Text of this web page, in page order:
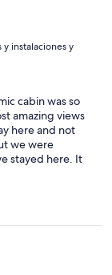
instalaciones y
cabin was so
amazing views
here and not
we were
stayed here. It
the
to our
unexpected